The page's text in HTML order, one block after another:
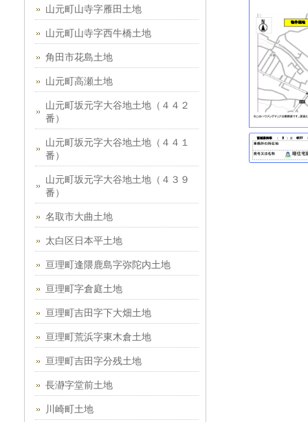
山元町山寺字雁田土地
山元町山寺字西牛橋土地
角田市花島土地
山元町高瀬土地
山元町坂元字大谷地土地（４４２
番）
山元町坂元字大谷地土地（４４１
番）
山元町坂元字大谷地土地（４３９
番）
名取市大曲土地
太白区日本平土地
亘理町逢隈鹿島字弥陀内土地
亘理町字倉庭土地
亘理町吉田字下大畑土地
亘理町荒浜字東木倉土地
亘理町吉田字分残土地
長瀞字堂前土地
川崎町土地